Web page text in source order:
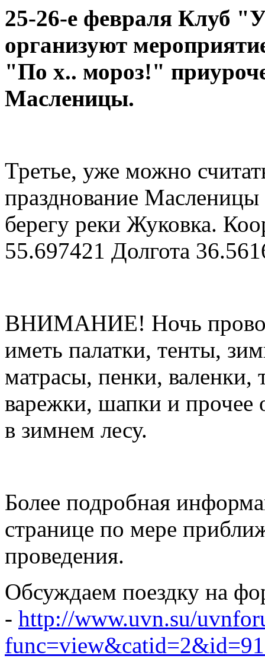
25-26-е февраля
организуют
"По х.. мороз!"
Масленицы.
Третье, уже можно
празднование
берегу реки Жуковка.
55.697421 Долгота
ВНИМАНИЕ! Ночь
иметь палатки, тенты,
матрасы, пенки,
варежки, шапки и прочее
в зимнем лесу.
Более подробная
странице по мере
проведения.
Обсуждаем поездку на
- http://www.uvn.su/